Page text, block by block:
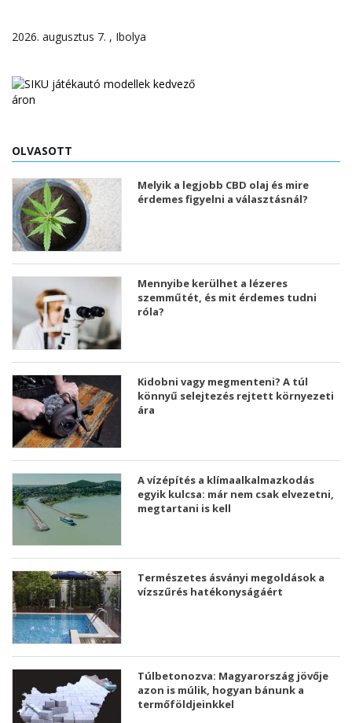
2026. augusztus 7. , Ibolya
OLVASOTT
Melyik a legjobb CBD olaj és mire
érdemes figyelni a választásnál?
Mennyibe kerülhet a lézeres
szemműtét, és mit érdemes tudni
róla?
Kidobni vagy megmenteni? A túl
könnyű selejtezés rejtett környezeti
ára
A vízépítés a klímaalkalmazkodás
egyik kulcsa: már nem csak elvezetni,
megtartani is kell
Természetes ásványi megoldások a
vízszűrés hatékonyságáért
Túlbetonozva: Magyarország jövője
azon is múlik, hogyan bánunk a
termőföldjeinkkel